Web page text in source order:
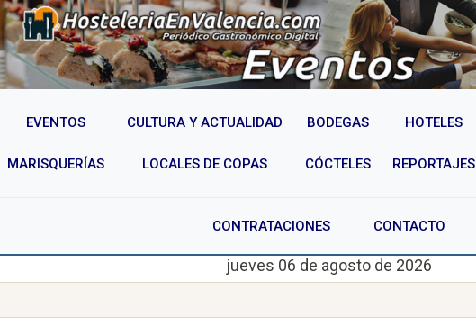
EVENTOS CULTURA Y ACTUALIDAD BODEGAS HOTELES
MARISQUERÍAS LOCALES DE COPAS CÓCTELES REPORTAJES
CONTRATACIONES CONTACTO
jueves 06 de agosto de 2026